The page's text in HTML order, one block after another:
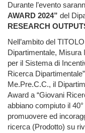
Durante l’evento
AWARD 2024” del
RESEARCH
Nell’ambito del
Dipartimentale, Misura
per il Sistema di
Ricerca
Me.Pre.C.C., il
Award a “Giovani
abbiano compiuto il
promuovere ed
ricerca (Prodotto) su